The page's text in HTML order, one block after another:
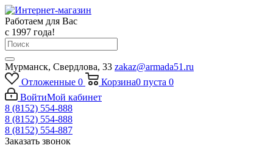
Работаем для Вас
с 1997 года!
Мурманск, Свердлова, 33 zakaz@armada51.ru
Отложенные 0 Корзина0 пуста 0
ВойтиМой кабинет
8 (8152) 554-888
8 (8152) 554-888
8 (8152) 554-887
Заказать звонок